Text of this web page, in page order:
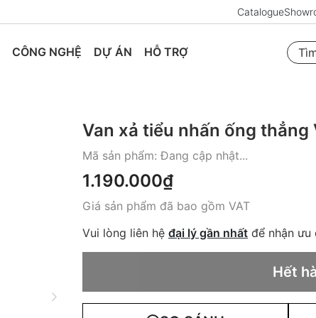
Catalogue
CÔNG NGHỆ DỰ ÁN HỖ TRỢ
Van xả tiểu nhấn ống thẳng
Mã sản phẩm:Đang cập nhật...
1.190.000₫
Giá sản phẩm đã bao gồm VAT
Vui lòng liên hệ đại lý gần nhất để nhận ưu
Hết